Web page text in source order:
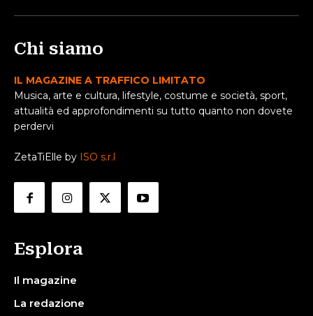
Chi siamo
IL MAGAZINE A TRAFFICO LIMITATO
Musica, arte e cultura, lifestyle, costume e società, sport,
attualità ed approfondimenti su tutto quanto non dovete
perdervi
ZetaTiElle by ISO s.r.l
Esplora
Il magazine
La redazione